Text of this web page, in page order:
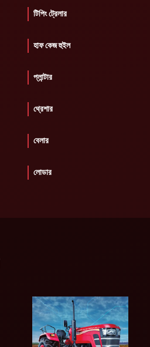
টিপিং ট্রেলার
হাফ কেজ হুইল
প্লান্টার
থ্রেশার
বেলার
লোডার